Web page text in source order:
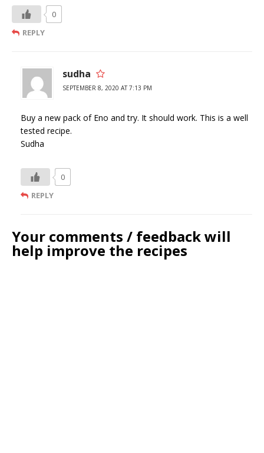
0
REPLY
sudha
SEPTEMBER 8, 2020 AT 7:13 PM
Buy a new pack of Eno and try. It should work. This is a well
tested recipe.
Sudha
0
REPLY
Your comments / feedback will
help improve the recipes